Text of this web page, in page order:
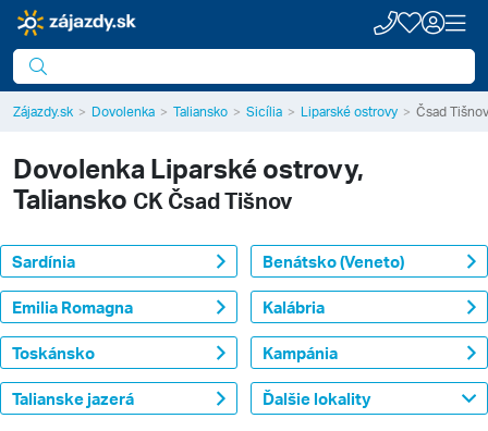
Zájazdy.sk Dovolenka Taliansko Sicília Liparské ostrovy Čsad Tišnov
Dovolenka Liparské ostrovy,
Taliansko CK Čsad Tišnov
Sardínia Benátsko (Veneto)
Emilia Romagna Kalábria
Toskánsko Kampánia
Talianske jazerá Ďalšie lokality